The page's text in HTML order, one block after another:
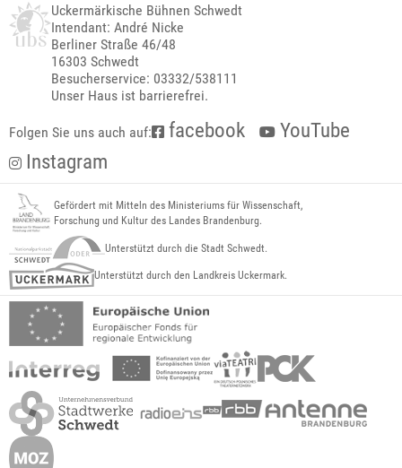
Uckermärkische Bühnen Schwedt
Intendant: André Nicke
Berliner Straße 46/48
16303 Schwedt
Besucherservice: 03332/538111
Unser Haus ist barrierefrei.
Folgen Sie uns auch auf: facebook
YouTube
Instagram
Gefördert mit Mitteln des Ministeriums für Wissenschaft,
Forschung und Kultur des Landes Brandenburg.
Unterstützt durch die Stadt Schwedt.
Unterstützt durch den Landkreis Uckermark.